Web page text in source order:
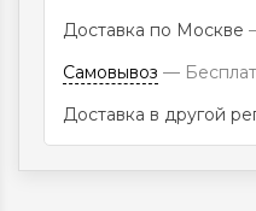
Доставка по Москве
Самовывоз
Доставка в другой